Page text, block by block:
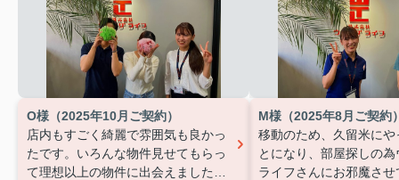
O様（2025年10月ご契約）
店内もすごく綺麗で雰囲気も良かっ
たです。いろんな物件見せてもらっ
て理想以上の物件に出会えました！
M様（2025年8月ご契約
移動のため、久留米にや
とになり、部屋探しの
ライフさんにお邪魔さ